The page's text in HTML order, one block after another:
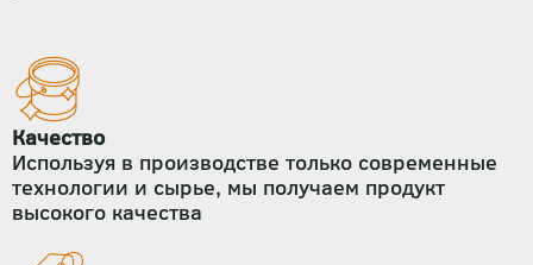
Качество
Используя в производстве только современные
технологии и сырье, мы получаем продукт
высокого качества